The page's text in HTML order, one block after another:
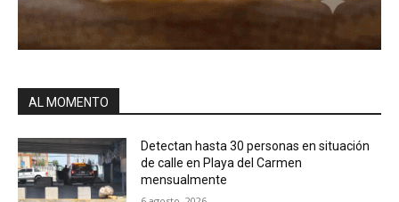
AL MOMENTO
Detectan hasta 30 personas en situación
de calle en Playa del Carmen
mensualmente